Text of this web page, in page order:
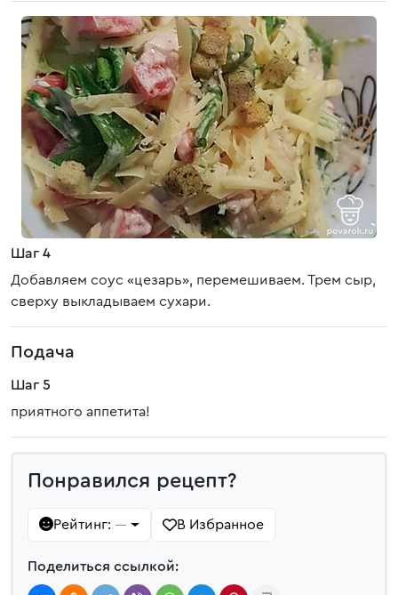
Шаг 4
Добавляем соус «цезарь», перемешиваем. Трем сыр,
сверху выкладываем сухари.
Подача
Шаг 5
приятного аппетита!
Понравился рецепт?
Рейтинг: — В Избранное
Поделиться ссылкой: